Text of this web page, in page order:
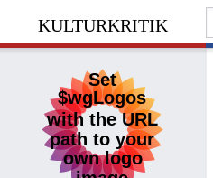
kulturkritik